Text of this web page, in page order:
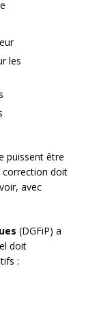
les
puissent être
correction doit
avec
(DGFiP) a
doit
: